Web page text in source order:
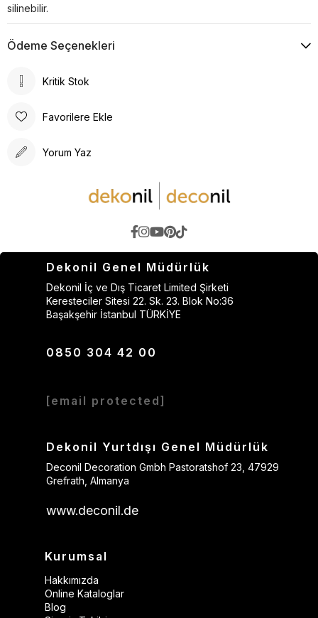
silinebilir.
Ödeme Seçenekleri
Kritik Stok
Favorilere Ekle
Yorum Yaz
Dekonil Genel Müdürlük
Dekonil İç ve Dış Ticaret Limited Şirketi
Keresteciler Sitesi 22. Sk. 23. Blok No:36
Başakşehir İstanbul TÜRKİYE
0850 304 42 00
[email protected]
Dekonil Yurtdışı Genel Müdürlük
Deconil Decoration Gmbh Pastoratshof 23, 47929
Grefrath, Almanya
www.deconil.de
Kurumsal
Hakkımızda
Online Kataloglar
Blog